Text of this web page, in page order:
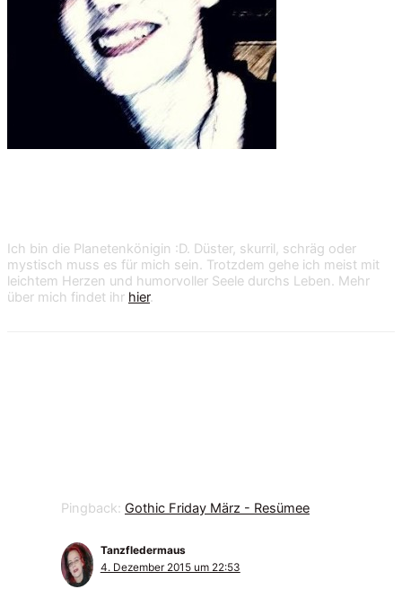
Ich bin die Planetenkönigin :D. Düster, skurril, schräg oder
mystisch muss es für mich sein. Trotzdem gehe ich meist mit
leichtem Herzen und humorvoller Seele durchs Leben. Mehr
über mich findet ihr hier.
Pingback: Gothic Friday März - Resümee
Tanzfledermaus
4. Dezember 2015 um 22:53